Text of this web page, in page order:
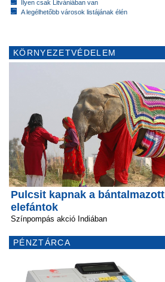
Ilyen csak Litvániában van
A legélhetőbb városok listájának élén
KÖRNYEZETVÉDELEM
Pulcsit kapnak a bántalmazott
elefántok
Színpompás akció Indiában
PÉNZTÁRCA